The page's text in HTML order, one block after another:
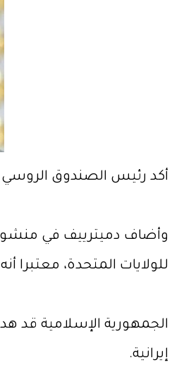
أكد رئيس الصندوق الروسي
وأضاف دميترييف في
للولايات المتحدة، معتبرا
الجمهورية الإسلامية قد
إيرانية.